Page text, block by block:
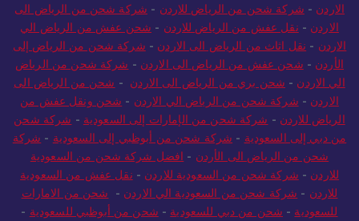
الاردن - شركة شحن من الرياض للاردن - شركة شحن من الرياض الى
الاردن - نقل عفش من الرياض للاردن - شحن عفش من الرياض الي
الاردن - نقل اثاث من الرياض الى الاردن - شركة شحن من الرياض إلى
الأردن - شحن عفش من الرياض الى الاردن - شركة شحن من الرياض
الي الاردن - شحن بري من الرياض الى الاردن - شحن من الرياض الى
الاردن - شركة شحن من الرياض الي الاردن - شحن ونقل عفش من
الرياض للاردن - شركة شحن من الإمارات إلى السعودية - شركة شحن
من دبي إلى السعودية - شركة شحن من أبوظبي إلى السعودية - شركة
شحن من الرياض الى الأردن - افضل شركة شحن من السعودية
للاردن - شركة شحن من السعودية للاردن - نقل عفش من السعودية
للاردن - شركة شحن من السعودية الي الاردن - شحن من الامارات
للسعودية - شحن من دبي للسعودية - شحن من أبوظبي للسعودية -